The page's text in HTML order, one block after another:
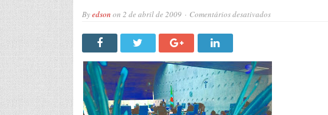
Byedson on 2 de abril de 2009 Comentários desativadosem
boi,
depois
não
se
move